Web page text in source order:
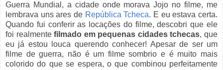
Guerra Mundial, a cidade onde morava Jojo no filme, me
lembrava uns ares de República Tcheca. E eu estava certa.
Quando fui conferir as locações do filme, descobri que ele
foi realmentefilmado em pequenas cidades tchecas, que
eu já estou louca querendo conhecer! Apesar de ser um
filme de guerra, não é um filme sombrio e é muito mais
colorido do que se espera, o que combinou perfeitamente